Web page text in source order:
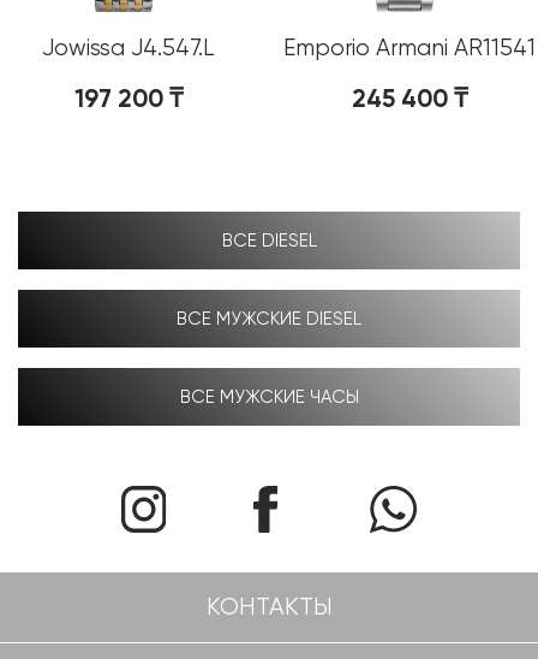
Jowissa J4.547.L
197 200₸
Emporio Armani AR11541
245 400₸
ВСЕ DIESEL
ВСЕ МУЖСКИЕ DIESEL
ВСЕ МУЖСКИЕ ЧАСЫ
КОНТАКТЫ